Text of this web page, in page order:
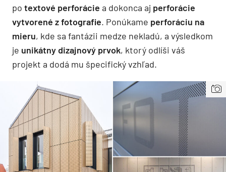
po textové perforácie a dokonca aj perforácie
vytvorené z fotografie. Ponúkame perforáciu na
mieru, kde sa fantázii medze nekladú, a výsledkom
je unikátny dizajnový prvok, ktorý odlíši váš
projekt a dodá mu špecifický vzhľad.